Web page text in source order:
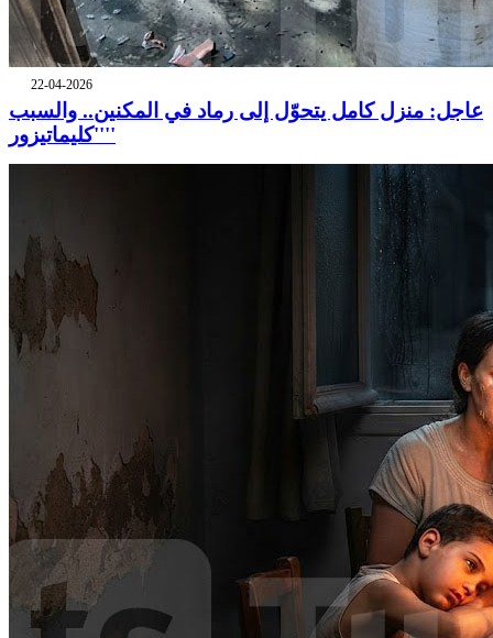
22-04-2026
عاجل: منزل كامل يتحوّل إلى رماد في المكنين.. والسبب
''كليماتيزور''